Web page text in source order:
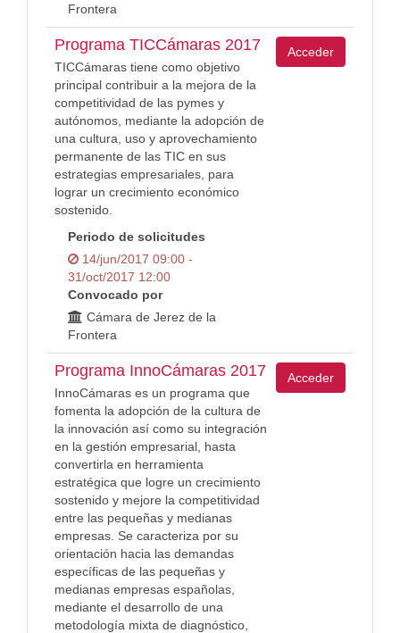
Frontera
Programa TICCámaras 2017
TICCámaras tiene como objetivo
principal contribuir a la mejora de la
competitividad de las pymes y
autónomos, mediante la adopción de
una cultura, uso y aprovechamiento
permanente de las TIC en sus
estrategias empresariales, para
lograr un crecimiento económico
sostenido.
Periodo de solicitudes
14/jun/2017 09:00 -
31/oct/2017 12:00
Convocado por
Cámara de Jerez de la
Frontera
Acceder
Programa InnoCámaras 2017
InnoCámaras es un programa que
fomenta la adopción de la cultura de
la innovación así como su integración
en la gestión empresarial, hasta
convertirla en herramienta
estratégica que logre un crecimiento
sostenido y mejore la competitividad
entre las pequeñas y medianas
empresas. Se caracteriza por su
orientación hacia las demandas
específicas de las pequeñas y
medianas empresas españolas,
mediante el desarrollo de una
metodología mixta de diagnóstico,
Acceder